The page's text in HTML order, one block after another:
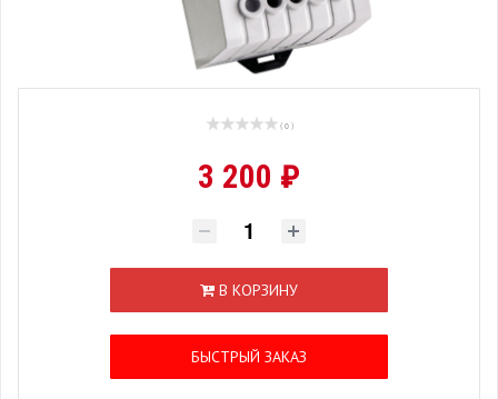
( 0 )
3 200 ₽
В КОРЗИНУ
БЫСТРЫЙ ЗАКАЗ